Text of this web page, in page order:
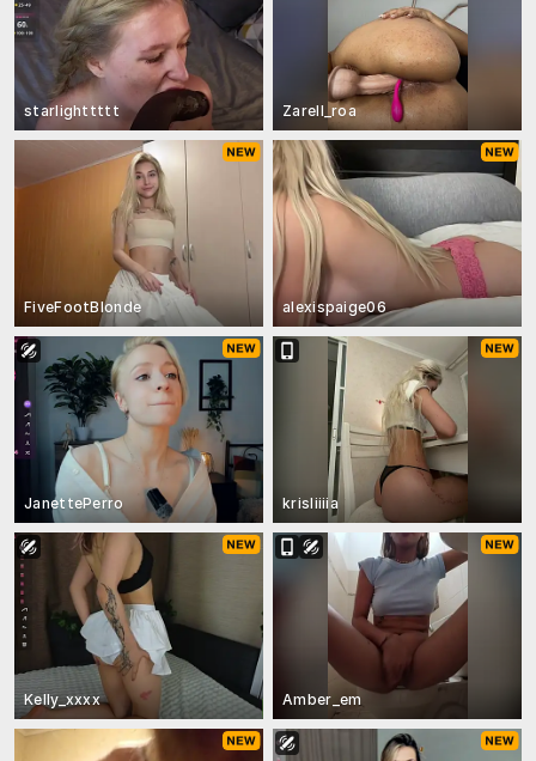
starlighttttt Zarell_roa
FiveFootBlonde alexispaige06
JanettePerro krisliiiia
Kelly_xxxx Amber_em